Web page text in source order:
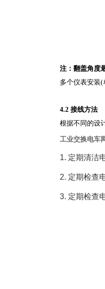
注：翻盖角度
多个仪表安装
4.2 接线方法
根据不同的设
工业交换电车
1. 定期清洁
2. 定期检查
3. 定期检查